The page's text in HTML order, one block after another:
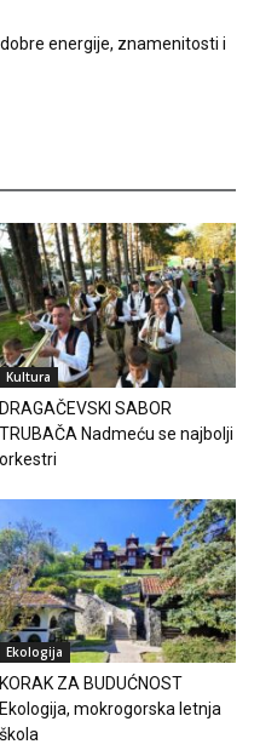
dobre energije, znamenitosti i
Kultura
DRAGAČEVSKI SABOR
TRUBAČA Nadmeću se najbolji
orkestri
Ekologija
KORAK ZA BUDUĆNOST
Ekologija, mokrogorska letnja
škola